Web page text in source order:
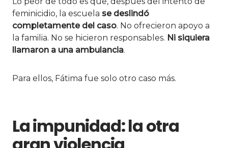
feminicidio, la escuela se deslindó
completamente del caso. No ofrecieron apoyo a
la familia. No se hicieron responsables. Ni siquiera
llamaron a una ambulancia.
Para ellos, Fátima fue solo otro caso más.
La impunidad: la otra